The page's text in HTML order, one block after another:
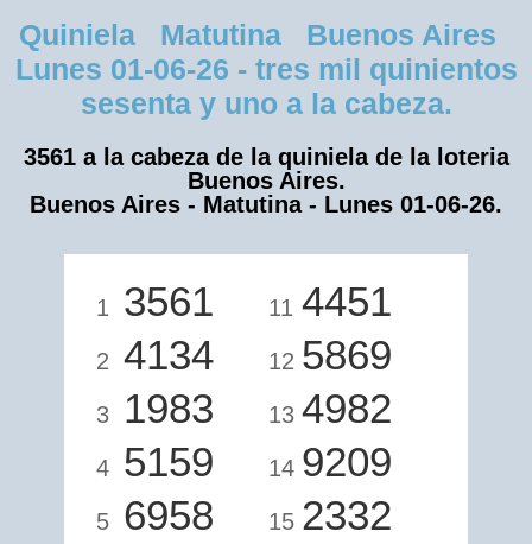
Quiniela Matutina Buenos Aires
Lunes 01-06-26 - tres mil quinientos
sesenta y uno a la cabeza.
3561 a la cabeza de la quiniela de la loteria
Buenos Aires.
Buenos Aires - Matutina - Lunes 01-06-26.
1 3561
2 4134
3 1983
4 5159
5 6958
11 4451
12 5869
13 4982
14 9209
15 2332